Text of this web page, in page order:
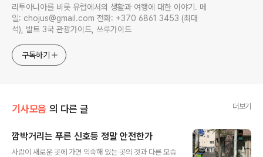
리투아니아를 비롯 유럽에서의 생활과 여행에 대한 이야기. 메
일: chojus@gmail.com 전화: +370 6861 3453 (최대
석), 발트 3국 관광가이드, 쓰루가이드
구독하기
기사모음 의 다른 글 더보기
깜박거리는 푸른 신호등 정말 안전한가
사람이 새로운 곳에 가면 익숙해 있는 곳의 것과 다른 모습